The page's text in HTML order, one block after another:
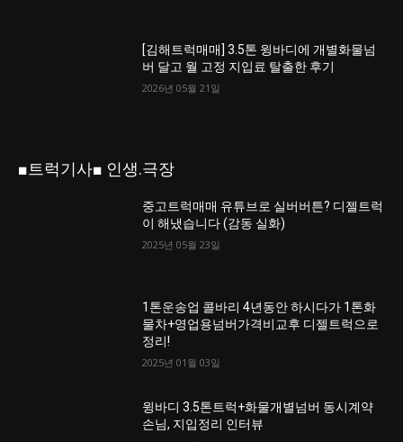
[김해트럭매매] 3.5톤 윙바디에 개별화물넘
버 달고 월 고정 지입료 탈출한 후기
2026년 05월 21일
■트럭기사■ 인생.극장
중고트럭매매 유튜브로 실버버튼? 디젤트럭
이 해냈습니다 (감동 실화)
2025년 05월 23일
1톤운송업 콜바리 4년동안 하시다가 1톤화
물차+영업용넘버가격비교후 디젤트럭으로
정리!
2025년 01월 03일
윙바디 3.5톤트럭+화물개별넘버 동시계약
손님, 지입정리 인터뷰